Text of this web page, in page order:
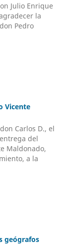
Julio Enrique
la
Pedro
Vicente
Carlos D., el
del
Maldonado,
a la
geógrafos